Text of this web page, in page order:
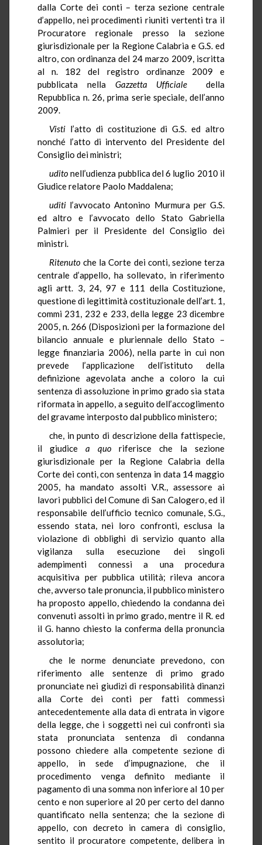
dalla Corte dei conti – terza sezione centrale
d’appello, nei procedimenti riuniti vertenti tra il
Procuratore regionale presso la sezione
giurisdizionale per la Regione Calabria e G.S. ed
altro, con ordinanza del 24 marzo 2009, iscritta
al n. 182 del registro ordinanze 2009 e
pubblicata nella Gazzetta Ufficiale
della
Repubblica n. 26, prima serie speciale, dell’anno
2009.
Visti l’atto di costituzione di G.S. ed altro
nonché l’atto di intervento del Presidente del
Consiglio dei ministri;
uditonell’udienza pubblica del 6 luglio 2010 il
Giudice relatore Paolo Maddalena;
uditi l’avvocato Antonino Murmura per G.S.
ed altro e l’avvocato dello Stato Gabriella
Palmieri per il Presidente del Consiglio dei
ministri.
Ritenutoche la Corte dei conti, sezione terza
centrale d’appello, ha sollevato, in riferimento
agli artt. 3, 24, 97 e 111 della Costituzione,
questione di legittimità costituzionale dell’art. 1,
commi 231, 232 e 233, della legge 23 dicembre
2005, n. 266 (Disposizioni per la formazione del
bilancio annuale e pluriennale dello Stato –
legge finanziaria 2006), nella parte in cui non
prevede l’applicazione dell’istituto della
definizione agevolata anche a coloro la cui
sentenza di assoluzione in primo grado sia stata
riformata in appello, a seguito dell’accoglimento
del gravame interposto dal pubblico ministero;
che, in punto di descrizione della fattispecie,
il giudice a quoriferisce che la sezione
giurisdizionale per la Regione Calabria della
Corte dei conti, con sentenza in data 14 maggio
2005, ha mandato assolti V.R., assessore ai
lavori pubblici del Comune di San Calogero, ed il
responsabile dell’ufficio tecnico comunale, S.G.,
essendo stata, nei loro confronti, esclusa la
violazione di obblighi di servizio quanto alla
vigilanza sulla esecuzione dei singoli
adempimenti connessi a una procedura
acquisitiva per pubblica utilità; rileva ancora
che, avverso tale pronuncia, il pubblico ministero
ha proposto appello, chiedendo la condanna dei
convenuti assolti in primo grado, mentre il R. ed
il G. hanno chiesto la conferma della pronuncia
assolutoria;
che le norme denunciate prevedono, con
riferimento alle sentenze di primo grado
pronunciate nei giudizi di responsabilità dinanzi
alla Corte dei conti per fatti commessi
antecedentemente alla data di entrata in vigore
della legge, che i soggetti nei cui confronti sia
stata pronunciata sentenza di condanna
possono chiedere alla competente sezione di
appello, in sede d’impugnazione, che il
procedimento venga definito mediante il
pagamento di una somma non inferiore al 10 per
cento e non superiore al 20 per certo del danno
quantificato nella sentenza; che la sezione di
appello, con decreto in camera di consiglio,
sentito il procuratore competente, delibera in